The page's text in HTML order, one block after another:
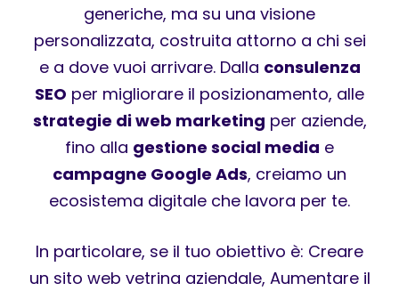
generiche, ma su una visione
personalizzata, costruita attorno a chi sei
e a dove vuoi arrivare. Dalla consulenza
SEO per migliorare il posizionamento, alle
strategie di web marketing per aziende,
fino alla gestione social media e
campagne Google Ads, creiamo un
ecosistema digitale che lavora per te.
In particolare, se il tuo obiettivo è: Creare
un sito web vetrina aziendale, Aumentare il